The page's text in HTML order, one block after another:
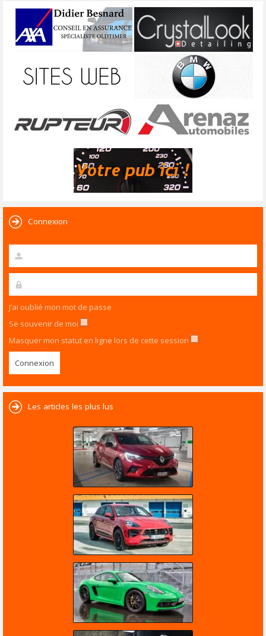
Connexion
J’ai oublié mon mot de passe
Se souvenir de moi
Masquer mon statut en ligne lors de cette session
Les articles les plus lus